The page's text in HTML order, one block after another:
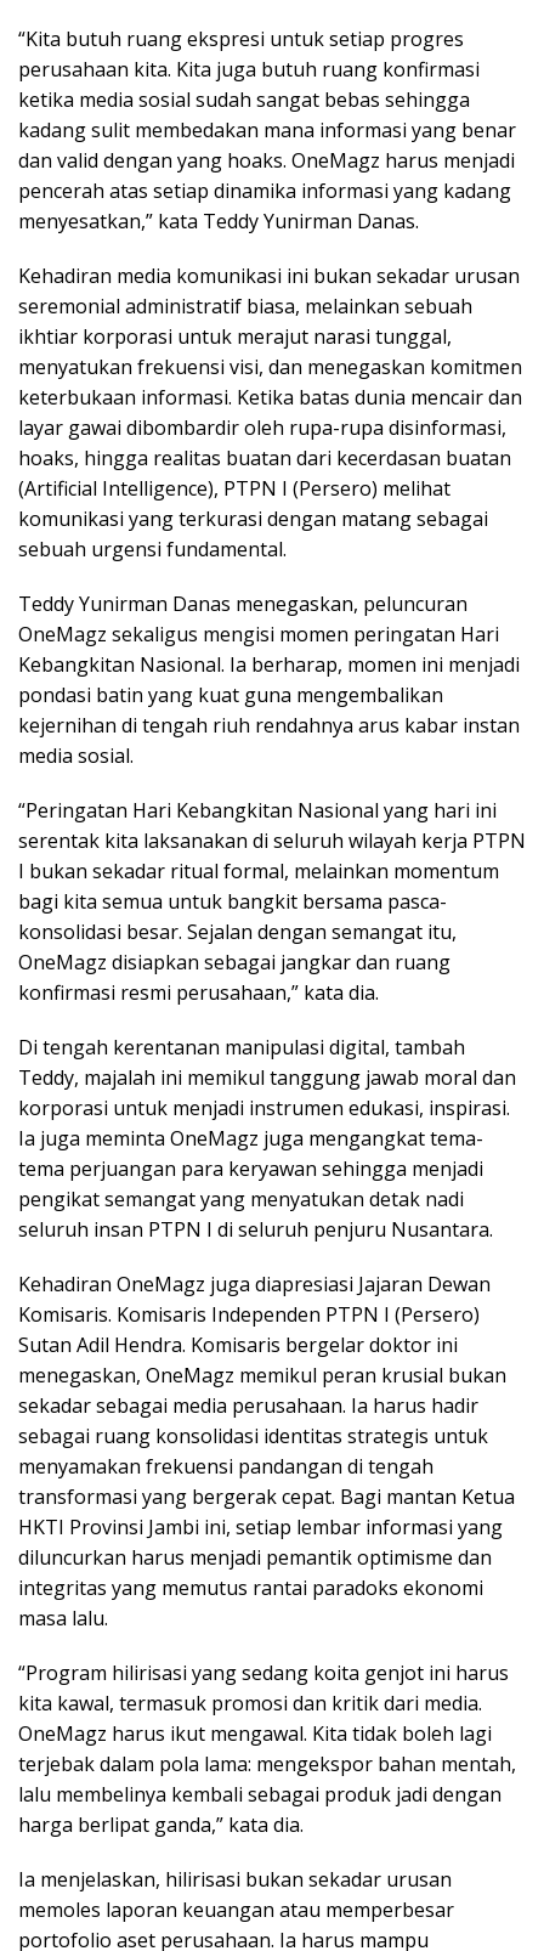
“Kita butuh ruang ekspresi untuk setiap progres
perusahaan kita. Kita juga butuh ruang konfirmasi
ketika media sosial sudah sangat bebas sehingga
kadang sulit membedakan mana informasi yang benar
dan valid dengan yang hoaks. OneMagz harus menjadi
pencerah atas setiap dinamika informasi yang kadang
menyesatkan,” kata Teddy Yunirman Danas.
Kehadiran media komunikasi ini bukan sekadar urusan
seremonial administratif biasa, melainkan sebuah
ikhtiar korporasi untuk merajut narasi tunggal,
menyatukan frekuensi visi, dan menegaskan komitmen
keterbukaan informasi. Ketika batas dunia mencair dan
layar gawai dibombardir oleh rupa-rupa disinformasi,
hoaks, hingga realitas buatan dari kecerdasan buatan
(Artificial Intelligence), PTPN I (Persero) melihat
komunikasi yang terkurasi dengan matang sebagai
sebuah urgensi fundamental.
Teddy Yunirman Danas menegaskan, peluncuran
OneMagz sekaligus mengisi momen peringatan Hari
Kebangkitan Nasional. Ia berharap, momen ini menjadi
pondasi batin yang kuat guna mengembalikan
kejernihan di tengah riuh rendahnya arus kabar instan
media sosial.
“Peringatan Hari Kebangkitan Nasional yang hari ini
serentak kita laksanakan di seluruh wilayah kerja PTPN
I bukan sekadar ritual formal, melainkan momentum
bagi kita semua untuk bangkit bersama pasca-
konsolidasi besar. Sejalan dengan semangat itu,
OneMagz disiapkan sebagai jangkar dan ruang
konfirmasi resmi perusahaan,” kata dia.
Di tengah kerentanan manipulasi digital, tambah
Teddy, majalah ini memikul tanggung jawab moral dan
korporasi untuk menjadi instrumen edukasi, inspirasi.
Ia juga meminta OneMagz juga mengangkat tema-
tema perjuangan para keryawan sehingga menjadi
pengikat semangat yang menyatukan detak nadi
seluruh insan PTPN I di seluruh penjuru Nusantara.
Kehadiran OneMagz juga diapresiasi Jajaran Dewan
Komisaris. Komisaris Independen PTPN I (Persero)
Sutan Adil Hendra. Komisaris bergelar doktor ini
menegaskan, OneMagz memikul peran krusial bukan
sekadar sebagai media perusahaan. Ia harus hadir
sebagai ruang konsolidasi identitas strategis untuk
menyamakan frekuensi pandangan di tengah
transformasi yang bergerak cepat. Bagi mantan Ketua
HKTI Provinsi Jambi ini, setiap lembar informasi yang
diluncurkan harus menjadi pemantik optimisme dan
integritas yang memutus rantai paradoks ekonomi
masa lalu.
“Program hilirisasi yang sedang koita genjot ini harus
kita kawal, termasuk promosi dan kritik dari media.
OneMagz harus ikut mengawal. Kita tidak boleh lagi
terjebak dalam pola lama: mengekspor bahan mentah,
lalu membelinya kembali sebagai produk jadi dengan
harga berlipat ganda,” kata dia.
Ia menjelaskan, hilirisasi bukan sekadar urusan
memoles laporan keuangan atau memperbesar
portofolio aset perusahaan. Ia harus mampu